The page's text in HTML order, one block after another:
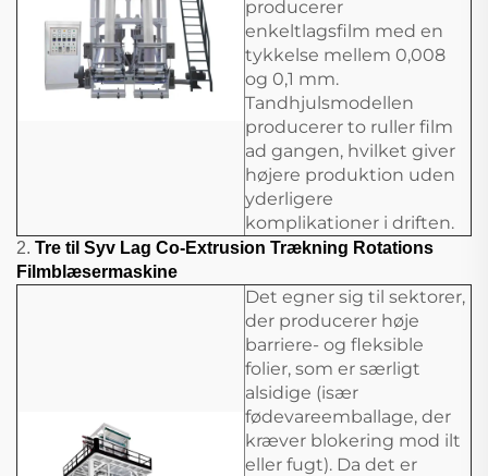
producerer
enkeltlagsfilm med en
tykkelse mellem 0,008
og 0,1 mm.
Tandhjulsmodellen
producerer to ruller film
ad gangen, hvilket giver
højere produktion uden
yderligere
komplikationer i driften.
2. Tre til Syv Lag Co-Extrusion Trækning Rotations
Filmblæsermaskine
Det egner sig til sektorer,
der producerer høje
barriere- og fleksible
folier, som er særligt
alsidige (især
fødevareemballage, der
kræver blokering mod ilt
eller fugt). Da det er